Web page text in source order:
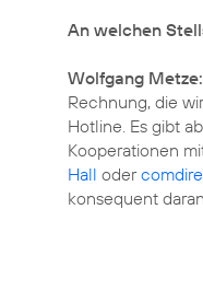
An welchen
Wolfgang Metze:
Rechnung, die
Hotline. Es gibt
Kooperationen
Hall oder
konsequent